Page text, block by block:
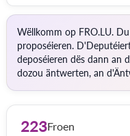
Wëllkomm op FRO.LU.
proposéieren.
deposéieren dës dann an
dozou äntwerten, an
223Froen